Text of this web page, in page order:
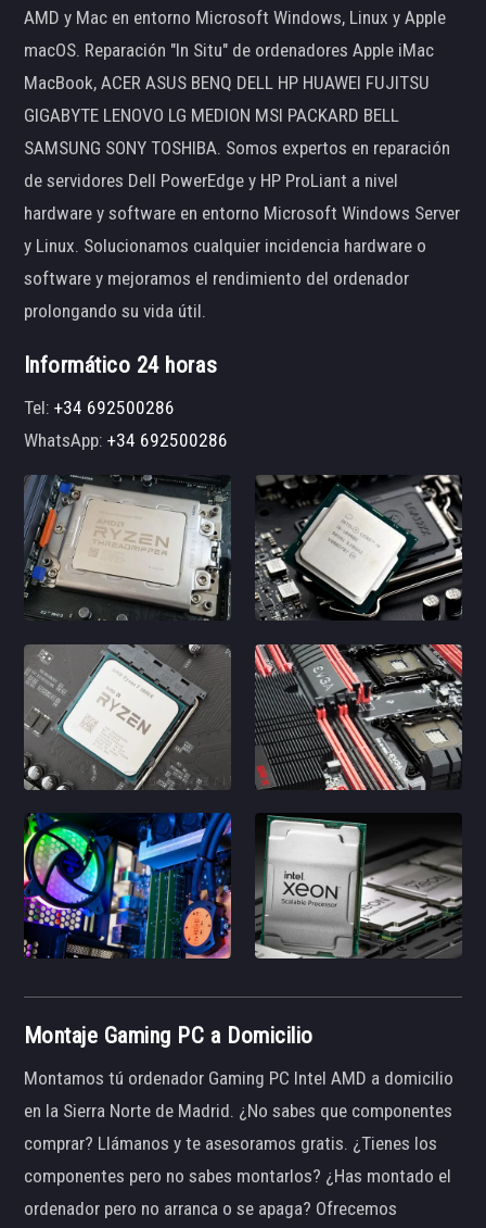
AMD y Mac en entorno Microsoft Windows, Linux y Apple
macOS. Reparación "In Situ" de ordenadores Apple iMac
MacBook, ACER ASUS BENQ DELL HP HUAWEI FUJITSU
GIGABYTE LENOVO LG MEDION MSI PACKARD BELL
SAMSUNG SONY TOSHIBA. Somos expertos en reparación
de servidores Dell PowerEdge y HP ProLiant a nivel
hardware y software en entorno Microsoft Windows Server
y Linux. Solucionamos cualquier incidencia hardware o
software y mejoramos el rendimiento del ordenador
prolongando su vida útil.
Informático 24 horas
Tel:+34 692500286
WhatsApp:+34 692500286
Montaje Gaming PC a Domicilio
Montamos tú ordenador Gaming PC Intel AMD a domicilio
en la Sierra Norte de Madrid. ¿No sabes que componentes
comprar? Llámanos y te asesoramos gratis. ¿Tienes los
componentes pero no sabes montarlos? ¿Has montado el
ordenador pero no arranca o se apaga? Ofrecemos